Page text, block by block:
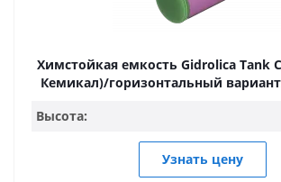
Химстойкая емкость Gidrolica Tank
Кемикал)/горизонтальный
Высота:
Узнать цену